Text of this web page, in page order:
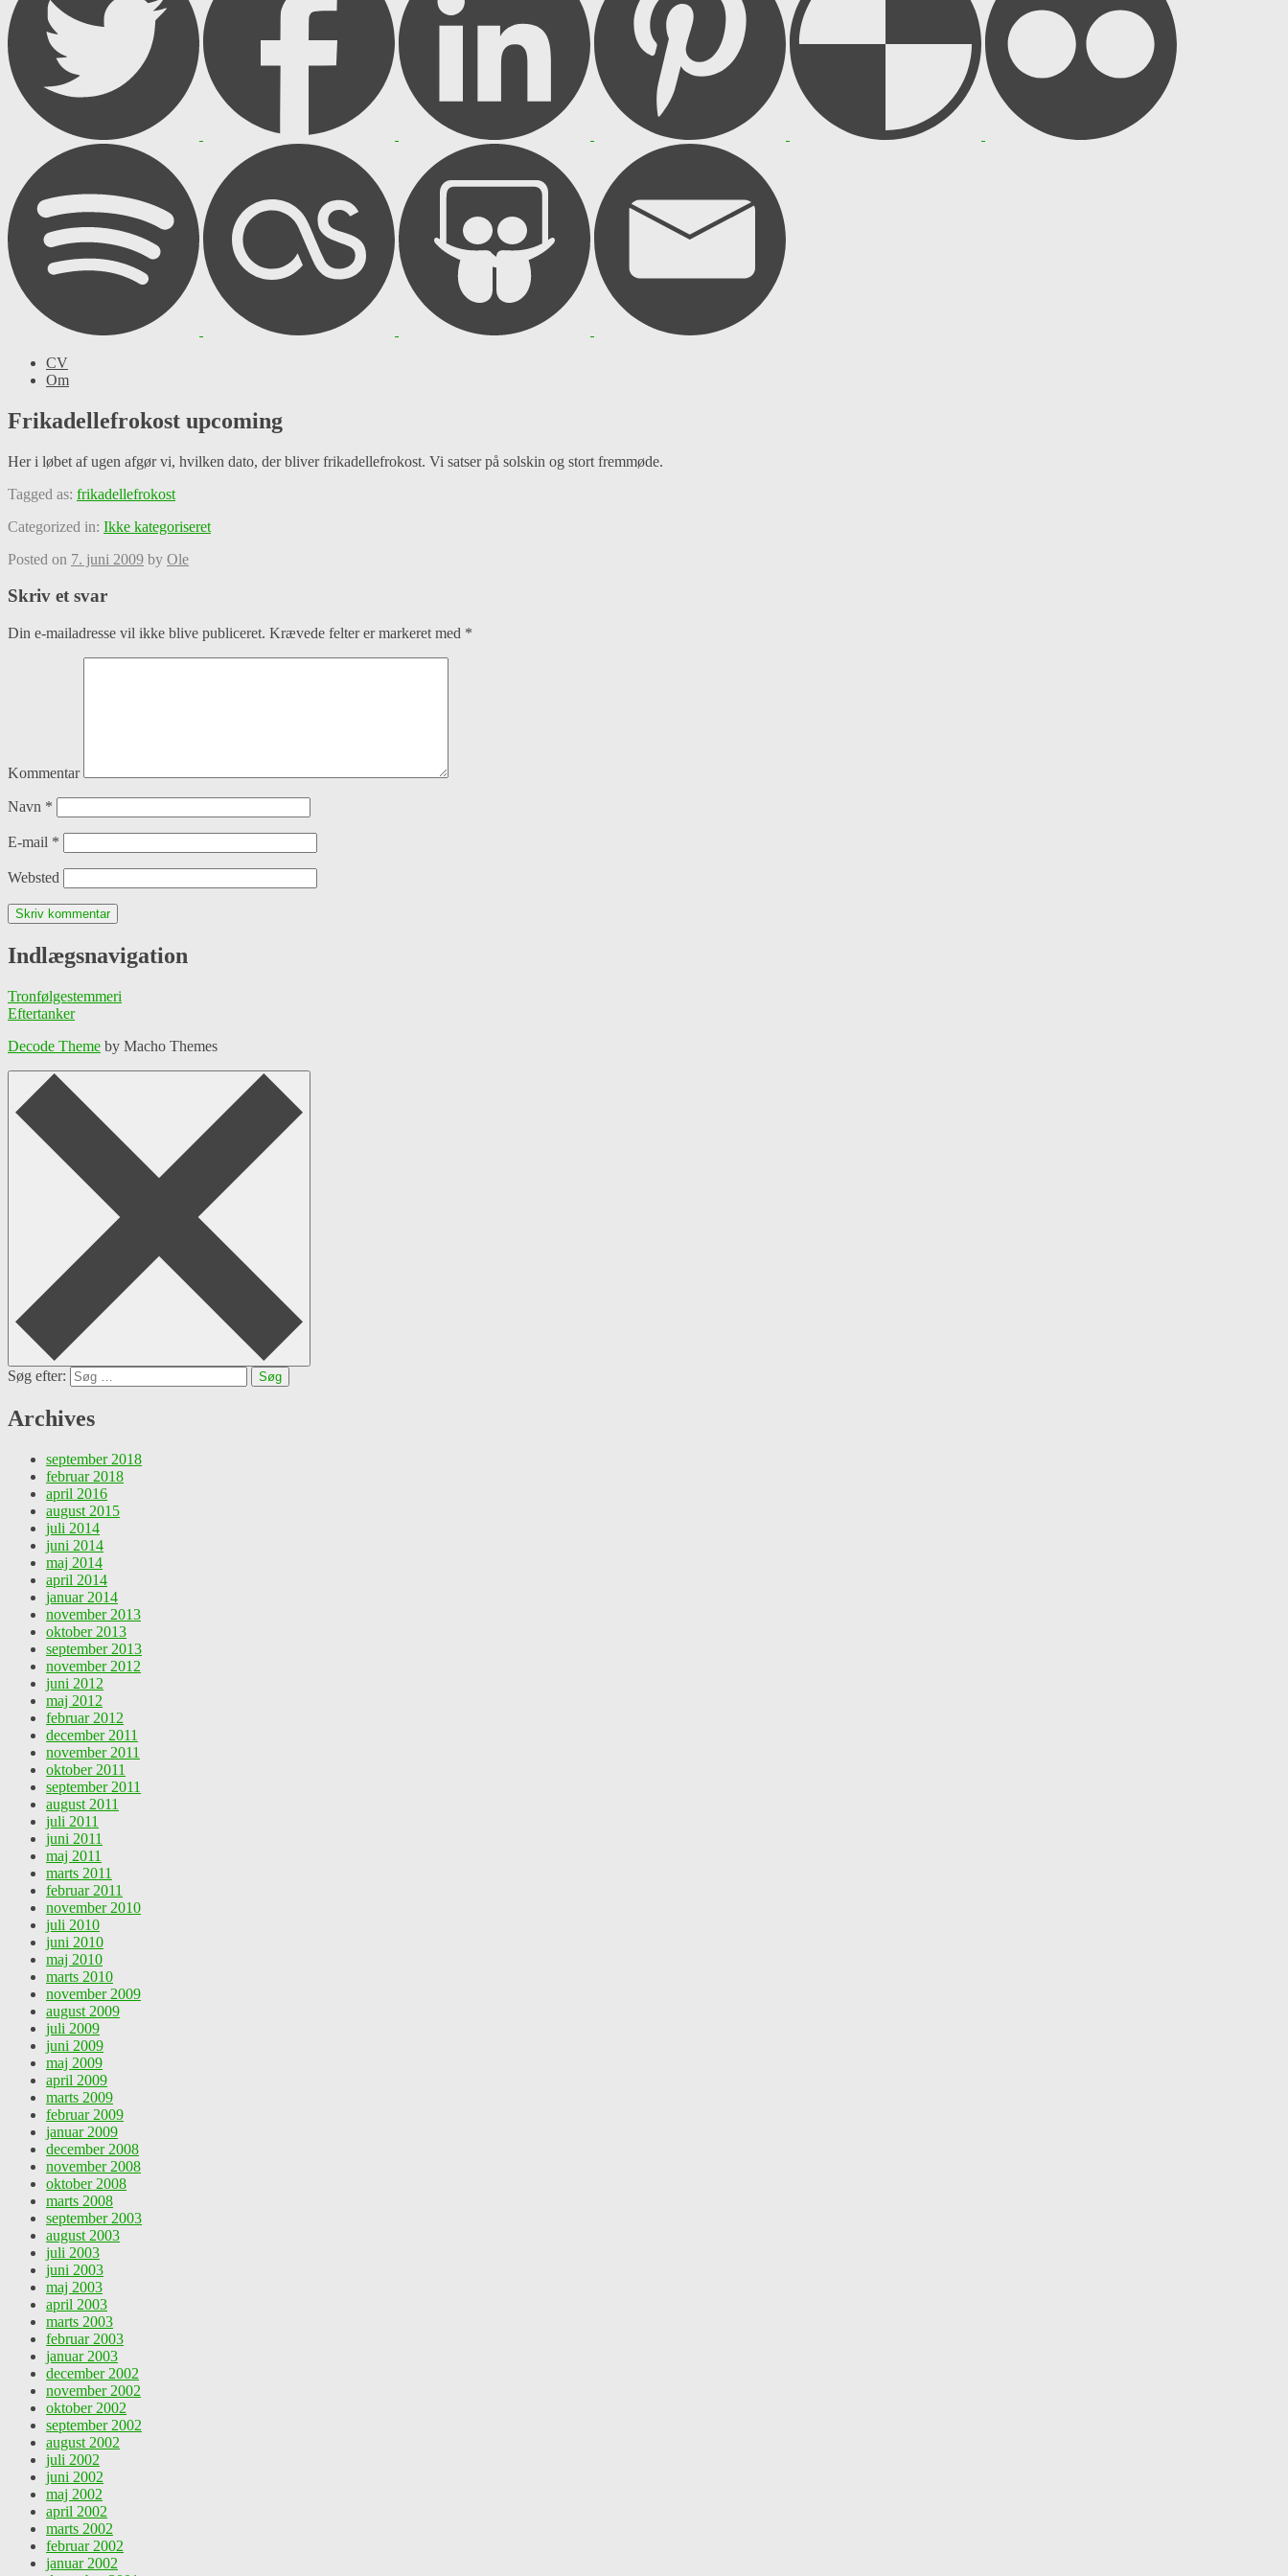
CV
Om
Frikadellefrokost upcoming
Her i løbet af ugen afgør vi, hvilken dato, der bliver frikadellefrokost. Vi satser på solskin og stort fremmøde.
Tagged as: frikadellefrokost
Categorized in: Ikke kategoriseret
Posted on 7. juni 2009 by Ole
Skriv et svar
Din e-mailadresse vil ikke blive publiceret. Krævede felter er markeret med *
Kommentar
Navn *
E-mail *
Websted
Indlægsnavigation
Tronfølgestemmeri
Eftertanker
Decode Theme by Macho Themes
Søg efter:
Archives
september 2018
februar 2018
april 2016
august 2015
juli 2014
juni 2014
maj 2014
april 2014
januar 2014
november 2013
oktober 2013
september 2013
november 2012
juni 2012
maj 2012
februar 2012
december 2011
november 2011
oktober 2011
september 2011
august 2011
juli 2011
juni 2011
maj 2011
marts 2011
februar 2011
november 2010
juli 2010
juni 2010
maj 2010
marts 2010
november 2009
august 2009
juli 2009
juni 2009
maj 2009
april 2009
marts 2009
februar 2009
januar 2009
december 2008
november 2008
oktober 2008
marts 2008
september 2003
august 2003
juli 2003
juni 2003
maj 2003
april 2003
marts 2003
februar 2003
januar 2003
december 2002
november 2002
oktober 2002
september 2002
august 2002
juli 2002
juni 2002
maj 2002
april 2002
marts 2002
februar 2002
januar 2002